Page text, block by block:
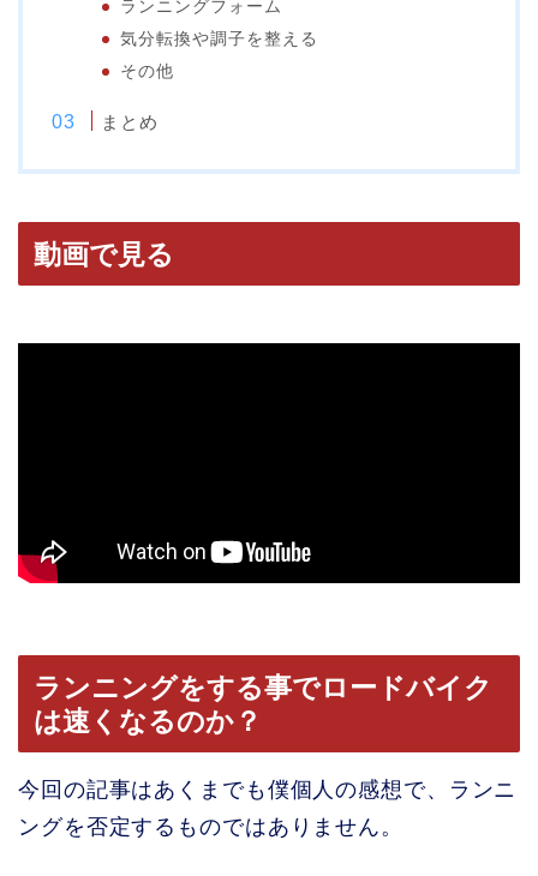
ランニングフォーム
気分転換や調子を整える
その他
まとめ
動画で見る
ランニングをする事でロードバイク
は速くなるのか？
今回の記事はあくまでも僕個人の感想で、ランニ
ングを否定するものではありません。